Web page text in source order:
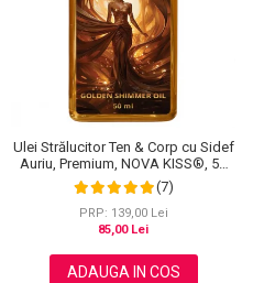
Scrub / Balsam de buze
Netestate pe Animale
Ulei Strălucitor Ten & Corp cu Sidef
Auriu, Premium, NOVA KISS®, 50
ml
(7)
PRP: 139,00 Lei
85,00 Lei
ADAUGA IN COS